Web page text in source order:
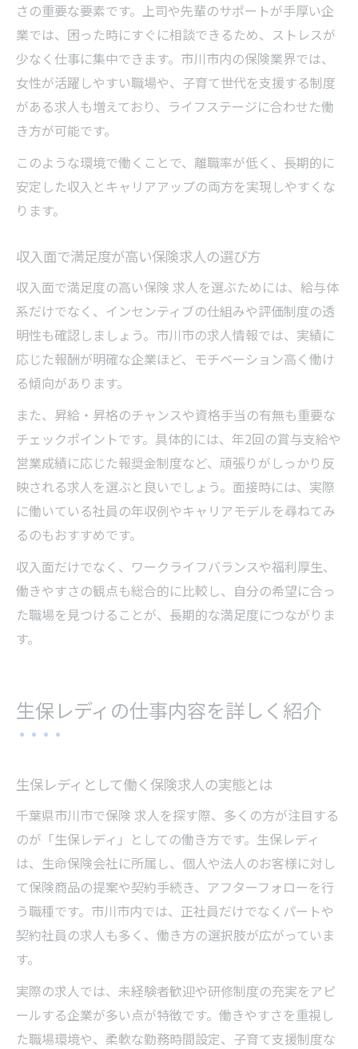
さの重要な要素です。上司や先輩のサポートが手厚い企
業では、困った時にすぐに相談できるため、ストレスが
少なく仕事に集中できます。市川市内の保険業界では、
女性が活躍しやすい職場や、子育て世代を支援する制度
がある求人も増えており、ライフステージに合わせた働
き方が可能です。
このような環境で働くことで、離職率が低く、長期的に
安定した収入とキャリアアップの両方を実現しやすくな
ります。
収入面で満足度が高い保険求人の選び方
収入面で満足度の高い保険 求人を選ぶためには、給与体
系だけでなく、インセンティブの仕組みや評価制度の透
明性も確認しましょう。市川市の求人情報では、実績に
応じた報酬が明確な企業ほど、モチベーション高く働け
る傾向があります。
また、昇給・昇格のチャンスや資格手当の有無も重要な
チェックポイントです。具体的には、年2回の賞与支給や
営業成績に応じた報奨金制度など、頑張りがしっかり反
映される求人を選ぶと良いでしょう。面接時には、実際
に働いている社員の年収例やキャリアモデルを尋ねてみ
るのもおすすめです。
収入面だけでなく、ワークライフバランスや福利厚生、
働きやすさの観点も総合的に比較し、自分の希望に合っ
た職場を見つけることが、長期的な満足度につながりま
す。
生保レディの仕事内容を詳しく紹介
生保レディとして働く保険求人の実態とは
千葉県市川市で保険 求人を探す際、多くの方が注目する
のが「生保レディ」としての働き方です。生保レディ
は、生命保険会社に所属し、個人や法人のお客様に対し
て保険商品の提案や契約手続き、アフターフォローを行
う職種です。市川市内では、正社員だけでなくパートや
契約社員の求人も多く、働き方の選択肢が広がっていま
す。
実際の求人では、未経験者歓迎や研修制度の充実をアピ
ールする企業が多い点が特徴です。働きやすさを重視し
た職場環境や、柔軟な勤務時間設定、子育て支援制度な